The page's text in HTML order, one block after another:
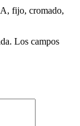
fijo, cromado,
Los campos